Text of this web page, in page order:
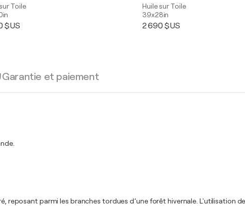
Toile
$US
Huile sur Toile
39x28in
2 690 $US
Garantie et paiement
reposant parmi les branches tordues d’une forêt hivernale. L'utilisation